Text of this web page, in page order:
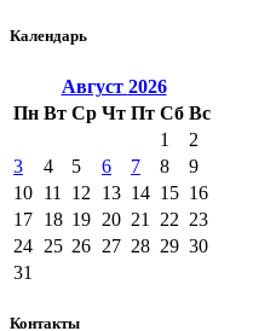
Календарь
Август 2026
Пн Вт Ср Чт Пт Сб Вс
1
2
3
4 5 6 7 8
9
10 11 12 13 14 15 16
17 18 19 20 21 22 23
24 25 26 27 28 29 30
31
Контакты